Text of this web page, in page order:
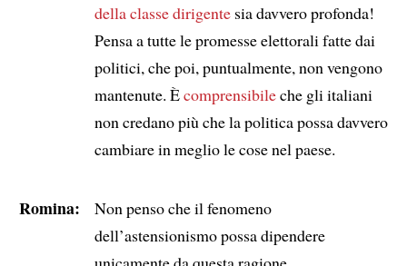
della classe dirigentesia davvero profonda!
Pensa a tutte le promesse elettorali fatte dai
politici, che poi, puntualmente, non vengono
mantenute. Ècomprensibileche gli italiani
non credano più che la politica possa davvero
cambiare in meglio le cose nel paese.
Romina:
Non penso che il fenomeno
dell’astensionismo possa dipendere